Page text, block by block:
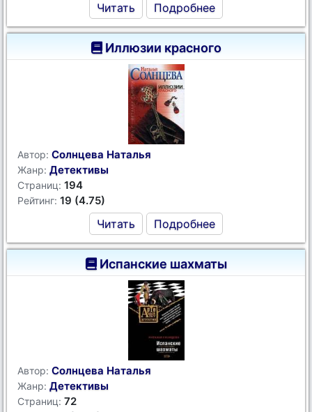
Читать Подробнее
Иллюзии красного
Автор: Солнцева Наталья
Жанр: Детективы
Страниц: 194
Рейтинг: 19 (4.75)
Читать Подробнее
Испанские шахматы
Автор: Солнцева Наталья
Жанр: Детективы
Страниц: 72